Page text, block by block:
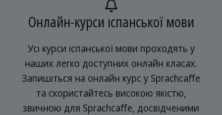
Онлайн-курси іспанської мови
Усі курси іспанської мови проходять у
наших легко доступних онлайн класах.
Запишіться на онлайн курс у Sprachcaffe
та скористайтесь високою якістю,
звичною для Sprachcaffe, досвідченими